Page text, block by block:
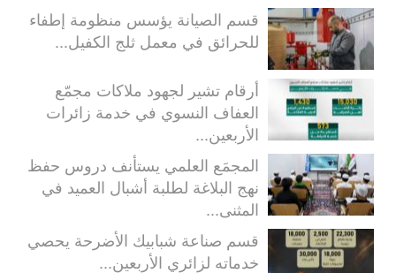
قسم الصيانة يؤسس منظومة إطفاء
للحرائق في معمل ثلج الكفيل...
أرقام تشير لجهود ملاكات مجمّع
العفاف النسوي في خدمة زائرات
الأربعين...
المجمَع العلمي يستأنف دروس حفظ
نهج البلاغة لطلبة أشبال العميد في
المثنى...
قسم صناعة شبابيك الأضرحة يحصي
خدماته لزائري الأربعين...